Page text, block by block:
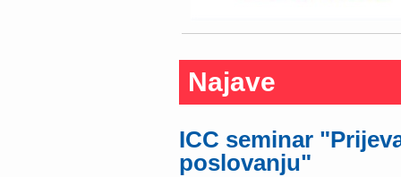
Najave
ICC seminar
poslovanju"